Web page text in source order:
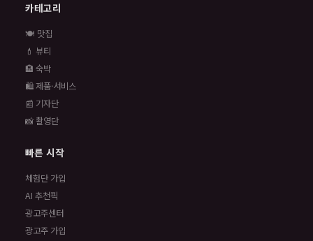
카테고리
🍽️ 맛집
💄 뷰티
🏨 숙박
🛍️ 제품·서비스
📰 기자단
📸 촬영단
빠른 시작
체험단 가입
AI 추천픽
광고주센터
광고주 가입